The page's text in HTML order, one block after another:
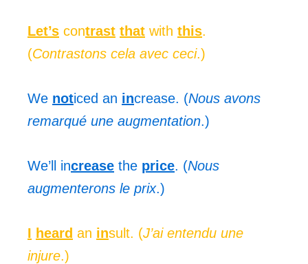
Let’s contrast that with this.
(Contrastons cela avec ceci.)
We noticed an increase. (Nous avons
remarqué une augmentation.)
We’ll increase the price. (Nous
augmenterons le prix.)
I heard an insult. (J’ai entendu une
injure.)